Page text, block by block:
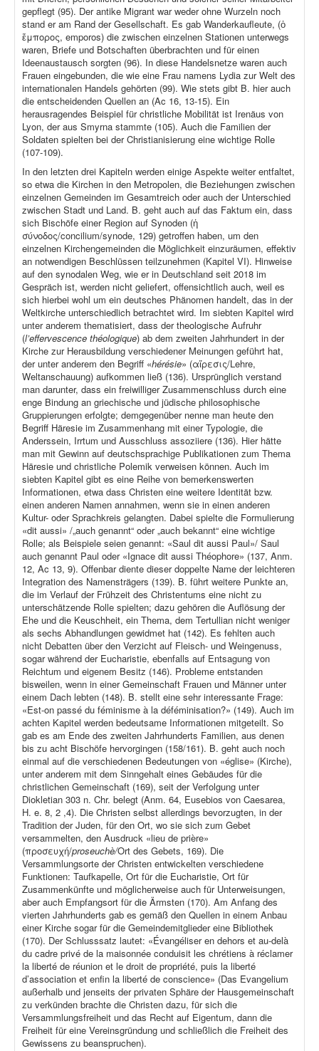
gepflegt (95). Der antike Migrant war weder ohne Wurzeln noch
stand er am Rand der Gesellschaft. Es gab Wanderkaufleute, (ὁ
ἔμπορος, emporos) die zwischen einzelnen Stationen unterwegs
waren, Briefe und Botschaften überbrachten und für einen
Ideenaustausch sorgten (96). In diese Handelsnetze waren auch
Frauen eingebunden, die wie eine Frau namens Lydia zur Welt des
internationalen Handels gehörten (99). Wie stets gibt B. hier auch
die entscheidenden Quellen an (Ac 16, 13-15). Ein
herausragendes Beispiel für christliche Mobilität ist Irenäus von
Lyon, der aus Smyrna stammte (105). Auch die Familien der
Soldaten spielten bei der Christianisierung eine wichtige Rolle
(107-109).
In den letzten drei Kapiteln werden einige Aspekte weiter entfaltet,
so etwa die Kirchen in den Metropolen, die Beziehungen zwischen
einzelnen Gemeinden im Gesamtreich oder auch der Unterschied
zwischen Stadt und Land. B. geht auch auf das Faktum ein, dass
sich Bischöfe einer Region auf Synoden (ἡ
σύνοδος/concilium/synode, 129) getroffen haben, um den
einzelnen Kirchengemeinden die Möglichkeit einzuräumen, effektiv
an notwendigen Beschlüssen teilzunehmen (Kapitel VI). Hinweise
auf den synodalen Weg, wie er in Deutschland seit 2018 im
Gespräch ist, werden nicht geliefert, offensichtlich auch, weil es
sich hierbei wohl um ein deutsches Phänomen handelt, das in der
Weltkirche unterschiedlich betrachtet wird. Im siebten Kapitel wird
unter anderem thematisiert, dass der theologische Aufruhr
(l’effervescence théologique) ab dem zweiten Jahrhundert in der
Kirche zur Herausbildung verschiedener Meinungen geführt hat,
der unter anderem den Begriff «hérésie» (αἵρεσις/Lehre,
Weltanschauung) aufkommen ließ (136). Ursprünglich verstand
man darunter, dass ein freiwilliger Zusammenschluss durch eine
enge Bindung an griechische und jüdische philosophische
Gruppierungen erfolgte; demgegenüber nenne man heute den
Begriff Häresie im Zusammenhang mit einer Typologie, die
Anderssein, Irrtum und Ausschluss assoziiere (136). Hier hätte
man mit Gewinn auf deutschsprachige Publikationen zum Thema
Häresie und christliche Polemik verweisen können. Auch im
siebten Kapitel gibt es eine Reihe von bemerkenswerten
Informationen, etwa dass Christen eine weitere Identität bzw.
einen anderen Namen annahmen, wenn sie in einen anderen
Kultur- oder Sprachkreis gelangten. Dabei spielte die Formulierung
«dit aussi» /„auch genannt“ oder „auch bekannt“ eine wichtige
Rolle; als Beispiele seien genannt: «Saul dit aussi Paul»/ Saul
auch genannt Paul oder «Ignace dit aussi Théophore» (137, Anm.
12, Ac 13, 9). Offenbar diente dieser doppelte Name der leichteren
Integration des Namensträgers (139). B. führt weitere Punkte an,
die im Verlauf der Frühzeit des Christentums eine nicht zu
unterschätzende Rolle spielten; dazu gehören die Auflösung der
Ehe und die Keuschheit, ein Thema, dem Tertullian nicht weniger
als sechs Abhandlungen gewidmet hat (142). Es fehlten auch
nicht Debatten über den Verzicht auf Fleisch- und Weingenuss,
sogar während der Eucharistie, ebenfalls auf Entsagung von
Reichtum und eigenem Besitz (146). Probleme entstanden
bisweilen, wenn in einer Gemeinschaft Frauen und Männer unter
einem Dach lebten (148). B. stellt eine sehr interessante Frage:
«Est-on passé du féminisme à la déféminisation?» (149). Auch im
achten Kapitel werden bedeutsame Informationen mitgeteilt. So
gab es am Ende des zweiten Jahrhunderts Familien, aus denen
bis zu acht Bischöfe hervorgingen (158/161). B. geht auch noch
einmal auf die verschiedenen Bedeutungen von «église» (Kirche),
unter anderem mit dem Sinngehalt eines Gebäudes für die
christlichen Gemeinschaft (169), seit der Verfolgung unter
Diokletian 303 n. Chr. belegt (Anm. 64, Eusebios von Caesarea,
H. e. 8, 2 ,4). Die Christen selbst allerdings bevorzugten, in der
Tradition der Juden, für den Ort, wo sie sich zum Gebet
versammelten, den Ausdruck «lieu de prière»
(προσευχή/proseuchè/Ort des Gebets, 169). Die
Versammlungsorte der Christen entwickelten verschiedene
Funktionen: Taufkapelle, Ort für die Eucharistie, Ort für
Zusammenkünfte und möglicherweise auch für Unterweisungen,
aber auch Empfangsort für die Ärmsten (170). Am Anfang des
vierten Jahrhunderts gab es gemäß den Quellen in einem Anbau
einer Kirche sogar für die Gemeindemitglieder eine Bibliothek
(170). Der Schlusssatz lautet: «Évangéliser en dehors et au-delà
du cadre privé de la maisonnée conduisit les chrétiens à réclamer
la liberté de réunion et le droit de propriété, puis la liberté
d’association et enfin la liberté de conscience» (Das Evangelium
außerhalb und jenseits der privaten Sphäre der Hausgemeinschaft
zu verkünden brachte die Christen dazu, für sich die
Versammlungsfreiheit und das Recht auf Eigentum, dann die
Freiheit für eine Vereinsgründung und schließlich die Freiheit des
Gewissens zu beanspruchen).